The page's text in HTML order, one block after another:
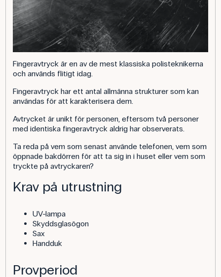
Fingeravtryck är en av de mest klassiska polisteknikerna
och används flitigt idag.
Fingeravtryck har ett antal allmänna strukturer som kan
användas för att karakterisera dem.
Avtrycket är unikt för personen, eftersom två personer
med identiska fingeravtryck aldrig har observerats.
Ta reda på vem som senast använde telefonen, vem som
öppnade bakdörren för att ta sig in i huset eller vem som
tryckte på avtryckaren?
Krav på utrustning
UV-lampa
Skyddsglasögon
Sax
Handduk
Provperiod